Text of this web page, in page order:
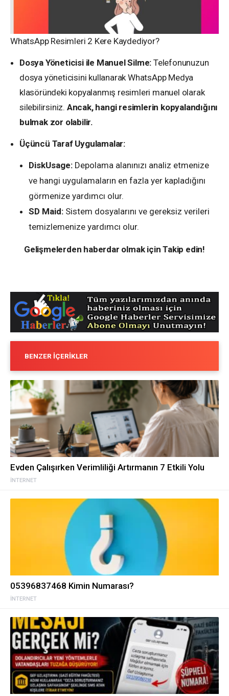
WhatsApp Resimleri 2 Kere Kaydediyor?
Dosya Yöneticisi ile Manuel Silme: Telefonunuzun
dosya yöneticisini kullanarak WhatsApp Medya
klasöründeki kopyalanmış resimleri manuel olarak
silebilirsiniz. Ancak, hangi resimlerin kopyalandığını
bulmak zor olabilir.
Üçüncü Taraf Uygulamalar:
DiskUsage: Depolama alanınızı analiz etmenize
ve hangi uygulamaların en fazla yer kapladığını
görmenize yardımcı olur.
SD Maid: Sistem dosyalarını ve gereksiz verileri
temizlemenize yardımcı olur.
Gelişmelerden haberdar olmak için Takip edin!
BENZER İÇERIKLER
İNTERNET
Evden Çalışırken Verimliliği Artırmanın 7 Etkili Yolu
İNTERNET
05396837468 Kimin Numarası?